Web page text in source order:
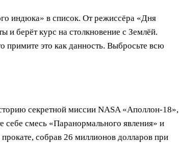
индюка» в список. От режиссёра «Дня
берёт курс на столкновение с Землёй.
примите это как данность. Выбросьте всю
секретной миссии NASA «Аполлон-18»,
себе смесь «Паранормального явления» и
собрав 26 миллионов долларов при